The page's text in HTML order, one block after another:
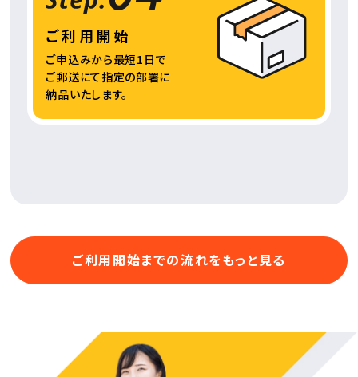
ご利用開始
ご申込みから最短1日で
ご郵送にて指定の部署に
納品いたします。
ご利用開始までの流れをもっと見る